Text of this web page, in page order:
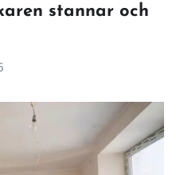
stannar och